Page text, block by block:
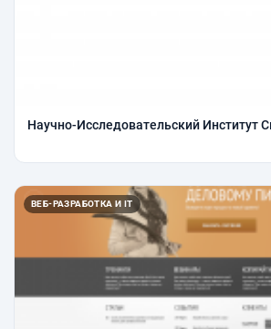
Научно-Исследовательский Институт
ВЕБ-РАЗРАБОТКА И IT